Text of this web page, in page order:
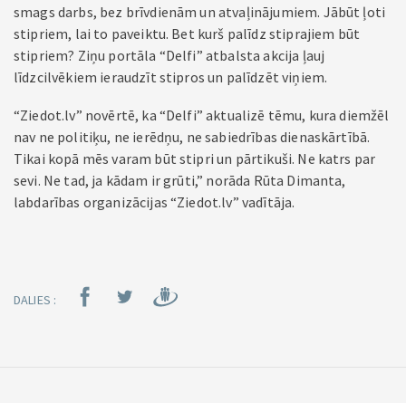
smags darbs, bez brīvdienām un atvaļinājumiem. Jābūt ļoti
stipriem, lai to paveiktu. Bet kurš palīdz stiprajiem būt
stipriem? Ziņu portāla “Delfi” atbalsta akcija ļauj
līdzcilvēkiem ieraudzīt stipros un palīdzēt viņiem.
“Ziedot.lv” novērtē, ka “Delfi” aktualizē tēmu, kura diemžēl
nav ne politiķu, ne ierēdņu, ne sabiedrības dienaskārtībā.
Tikai kopā mēs varam būt stipri un pārtikuši. Ne katrs par
sevi. Ne tad, ja kādam ir grūti,” norāda Rūta Dimanta,
labdarības organizācijas “Ziedot.lv” vadītāja.
DALIES :